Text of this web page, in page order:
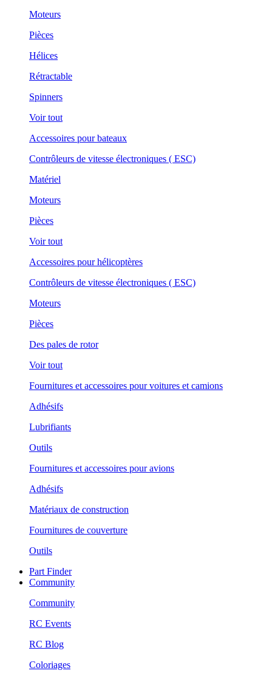
Moteurs
Pièces
Hélices
Rétractable
Spinners
Voir tout
Accessoires pour bateaux
Contrôleurs de vitesse électroniques ( ESC)
Matériel
Moteurs
Pièces
Voir tout
Accessoires pour hélicoptères
Contrôleurs de vitesse électroniques ( ESC)
Moteurs
Pièces
Des pales de rotor
Voir tout
Fournitures et accessoires pour voitures et camions
Adhésifs
Lubrifiants
Outils
Fournitures et accessoires pour avions
Adhésifs
Matériaux de construction
Fournitures de couverture
Outils
Part Finder
Community
Community
RC Events
RC Blog
Coloriages